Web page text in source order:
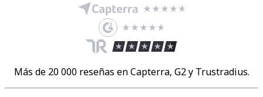
Más de 20 000 reseñas en Capterra, G2 y Trustradius.